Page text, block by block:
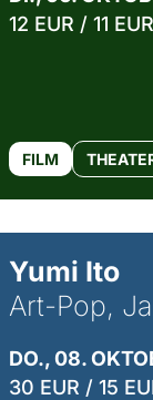
12 EUR / 11 EUR
FILM
Yumi Ito
Art-Pop,
DO., 08.
30 EUR / 15